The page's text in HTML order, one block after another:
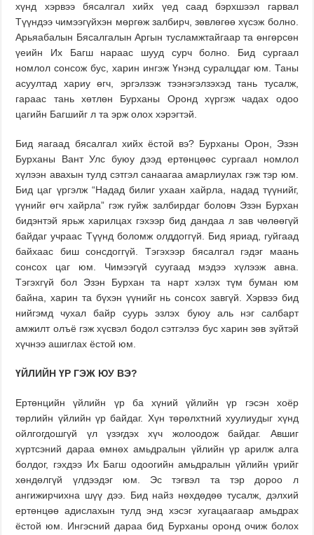
хүнд хэрвээ бясалгал хийх үед саад бэрхшээл гарвал
Түүндээ чимээгүйхэн мөргөж залбирч, зөвлөгөө хүсэж болно.
Арьяабалын Бясалгалын Аргын тусламжтайгаар та өнгөрсөн
үеийн Их Багш нараас шууд сурч болно. Бид сургаал
номлол сонсож бус, харин ингэж Үнэнд суралцдаг юм. Таны
асуултад хариу өгч, эргэлзэж тээнэгэлзэхэд тань тусалж,
гараас тань хөтлөн Бурханы Оронд хүргэж чадах одоо
цагийн Багшийг л та эрж олох хэрэгтэй.
Бид яагаад бясалгал хийх ёстой вэ? Бурханы Орон, Эзэн
Бурханы Вант Улс буюу дээд ертөнцөөс сургаал номлол
хүлээн авахын тулд сэтгэл санаагаа амарлиулах гэж тэр юм.
Бид цаг үргэлж “Надад билиг ухаан хайрла, надад түүнийг,
үүнийг өгч хайрла” гэж гуйж залбирдаг боловч Эзэн Бурхан
бидэнтэй ярьж харилцах гэхээр бид дандаа л зав чөлөөгүй
байдаг учраас Түүнд боломж олддоггүй. Бид яриад, гуйгаад
байхаас биш сонсдоггүй. Тэгэхээр бясалгал гэдэг маань
сонсох цаг юм. Чимээгүй суугаад мэдээ хүлээж авна.
Тэгэхгүй бол Эзэн Бурхан та нарт хэлэх түм буман юм
байна, харин та бүхэн үүнийг нь сонсох завгүй. Хэрвээ бид
нийгэмд чухал байр суурь эзлэх буюу аль нэг салбарт
амжилт олъё гэж хүсвэл бодол сэтгэлээ бус харин зөв зүйтэй
хүчнээ ашиглах ёстой юм.
ҮЙЛИЙНҮР ГЭЖ ЮУ ВЭ?
Ертөнцийн үйлийн үр ба хүний үйлийн үр гэсэн хоёр
төрлийн үйлийн үр байдаг. Хүн төрөлхтний хуулиудыг хүнд
ойлгогдошгүй үл үзэгдэх хүч жолоодож байдаг. Авшиг
хүртсэний дараа өмнөх амьдралын үйлийн үр арилж алга
болдог, гэхдээ Их Багш одоогийн амьдралын үйлийн үрийг
хөндөлгүй үлдээдэг юм. Эс тэгвэл та тэр дороо л
ангижирчихна шүү дээ. Бид найз нөхдөдөө тусалж, дэлхий
ертөнцөө адислахын тулд энд хэсэг хугацаагаар амьдрах
ёстой юм. Ингэсний дараа бид Бурханы оронд очиж болох